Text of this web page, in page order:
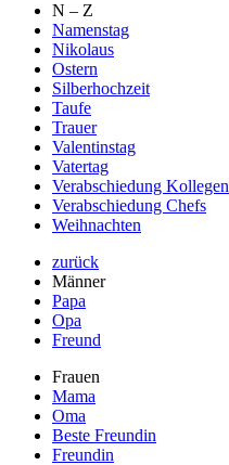
N – Z
Namenstag
Nikolaus
Ostern
Silberhochzeit
Taufe
Trauer
Valentinstag
Vatertag
Verabschiedung Kollegen
Verabschiedung Chefs
Weihnachten
zurück
Männer
Papa
Opa
Freund
Frauen
Mama
Oma
Beste Freundin
Freundin